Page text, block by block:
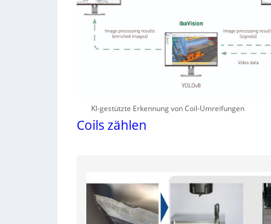
KI-gestützte Erkennung von Coil-Umreifungen
Coils zählen